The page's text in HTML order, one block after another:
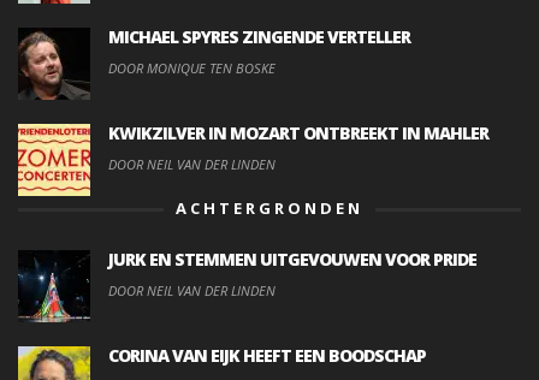
MICHAEL SPYRES ZINGENDE VERTELLER
DOOR MONIQUE TEN BOSKE
KWIKZILVER IN MOZART ONTBREEKT IN MAHLER
DOOR NEIL VAN DER LINDEN
ACHTERGRONDEN
JURK EN STEMMEN UITGEVOUWEN VOOR PRIDE
DOOR NEIL VAN DER LINDEN
CORINA VAN EIJK HEEFT EEN BOODSCHAP